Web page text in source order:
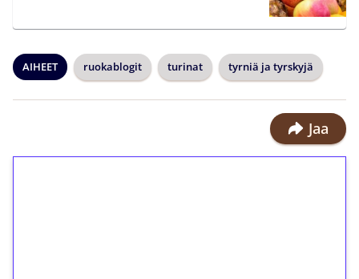
AIHEET ruokablogit turinat tyrniä ja tyrskyjä
Jaa